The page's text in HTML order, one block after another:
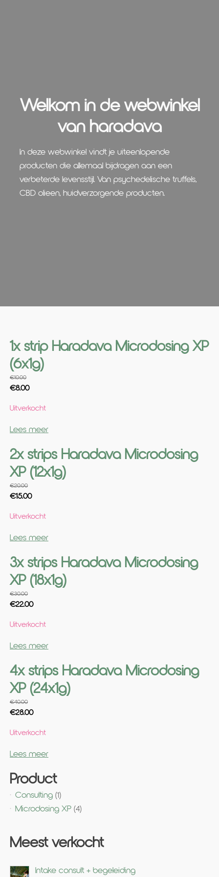
Welkom in de webwinkel
van haradava
In deze webwinkel vindt je uiteenlopende
producten die allemaal bijdragen aan een
verbeterde levensstijl. Van psychedelische truffels,
CBD olieen, huidverzorgende producten.
Product
Consulting (1)
Microdosing XP (4)
Meest verkocht
Intake consult + begeleiding
1x strip Haradava Microdosing XP
(6x1g)
€10.00
Oorspronkelijke
was:
€10.00.
€8.00Huidige
is:
Uitverkocht
Lees meer
2x strips Haradava Microdosing
XP (12x1g)
€20.00
Oorspronkelijke
was:
€20.00.
€15.00Huidige
is:
Uitverkocht
Lees meer
3x strips Haradava Microdosing
XP (18x1g)
€30.00
Oorspronkelijke
was:
€30.00.
€22.00Huidige
is:
Uitverkocht
Lees meer
4x strips Haradava Microdosing
XP (24x1g)
€40.00
Oorspronkelijke
was:
€40.00.
€28.00Huidige
is:
Uitverkocht
Lees meer